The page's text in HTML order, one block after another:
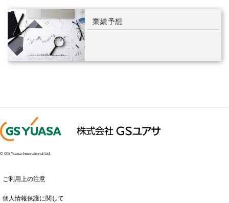
業績予想
© GS Yuasa International Ltd.
ご利用上の注意
個人情報保護に関して